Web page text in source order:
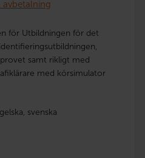
avbetalning
för Utbildningen för det
samt rikligt med
med körsimulator
svenska